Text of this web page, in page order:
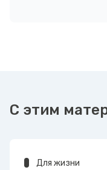
С этим
Для жизни